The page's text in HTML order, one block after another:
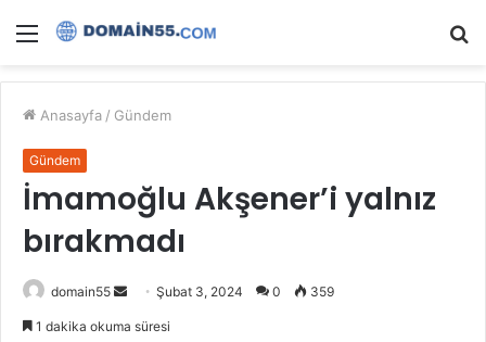
Menü
Anasayfa / Gündem
Gündem
İmamoğlu Akşener’i yalnız
bırakmadı
domain55
Bir
Şubat 3, 2024 0 359
1 dakika okuma süresi